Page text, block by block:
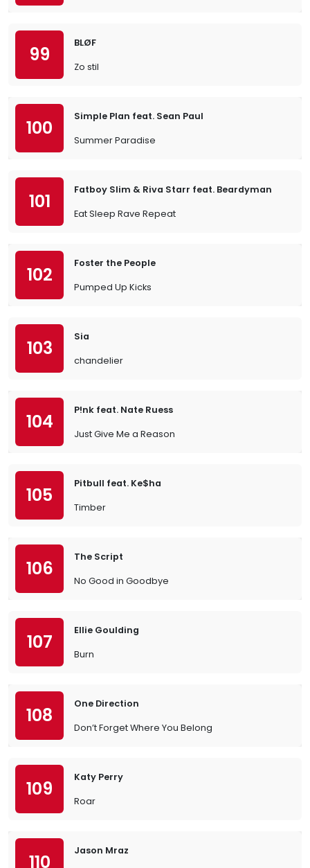
99
BLØF
Zo stil
100
Simple Plan feat. Sean Paul
Summer Paradise
101
Fatboy Slim & Riva Starr feat. Beardyman
Eat Sleep Rave Repeat
102
Foster the People
Pumped Up Kicks
103
Sia
chandelier
104
P!nk feat. Nate Ruess
Just Give Me a Reason
105
Pitbull feat. Ke$ha
Timber
106
The Script
No Good in Goodbye
107
Ellie Goulding
Burn
108
One Direction
Don’t Forget Where You Belong
109
Katy Perry
Roar
110
Jason Mraz